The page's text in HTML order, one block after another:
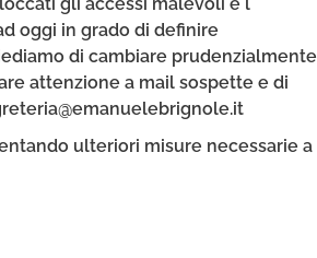
oggi in grado di definire
di cambiare prudenzialmente
attenzione a mail sospette e di
ulteriori misure necessarie a